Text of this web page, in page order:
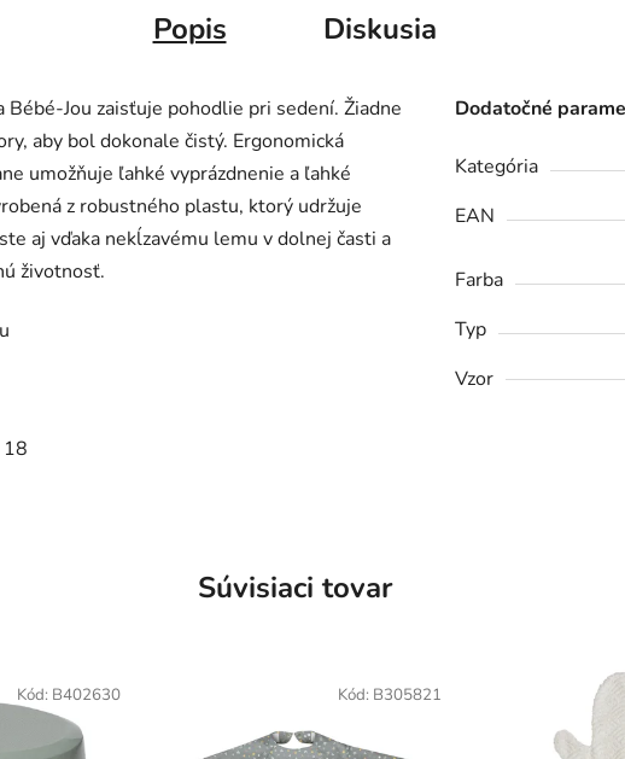
Popis Diskusia
Bébé-Jou zaisťuje pohodlie pri sedení. Žiadne
aby bol dokonale čistý. Ergonomická
umožňuje ľahké vyprázdnenie a ľahké
z robustného plastu, ktorý udržuje
aj vďaka nekĺzavému lemu v dolnej časti a
životnosť.
18
Dodatočné
Kategória
EAN
Farba
Typ
Vzor
Súvisiaci tovar
Kód: B402630 Kód: B305821